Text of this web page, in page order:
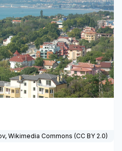
Wikimedia Commons (CC BY 2.0)